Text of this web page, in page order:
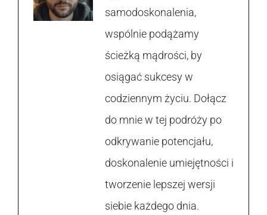
samodoskonalenia,
wspólnie podążamy
ścieżką mądrości, by
osiągać sukcesy w
codziennym życiu. Dołącz
do mnie w tej podróży po
odkrywanie potencjału,
doskonalenie umiejętności i
tworzenie lepszej wersji
siebie każdego dnia.